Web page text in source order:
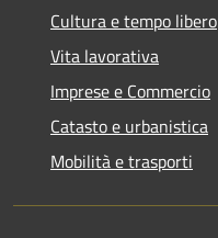
Cultura e tempo libero
Vita lavorativa
Imprese e Commercio
Catasto e urbanistica
Mobilità e trasporti